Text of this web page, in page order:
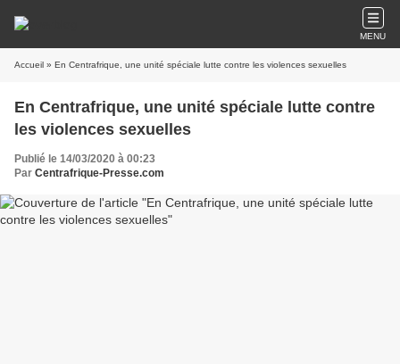
MENU
Accueil » En Centrafrique, une unité spéciale lutte contre les violences sexuelles
En Centrafrique, une unité spéciale lutte contre
les violences sexuelles
Publié le 14/03/2020 à 00:23
Par Centrafrique-Presse.com